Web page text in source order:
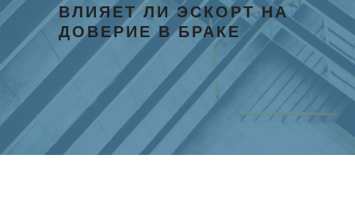
ВЛИЯЕТ ЛИ ЭСКОРТ НА
ДОВЕРИЕ В БРАКЕ